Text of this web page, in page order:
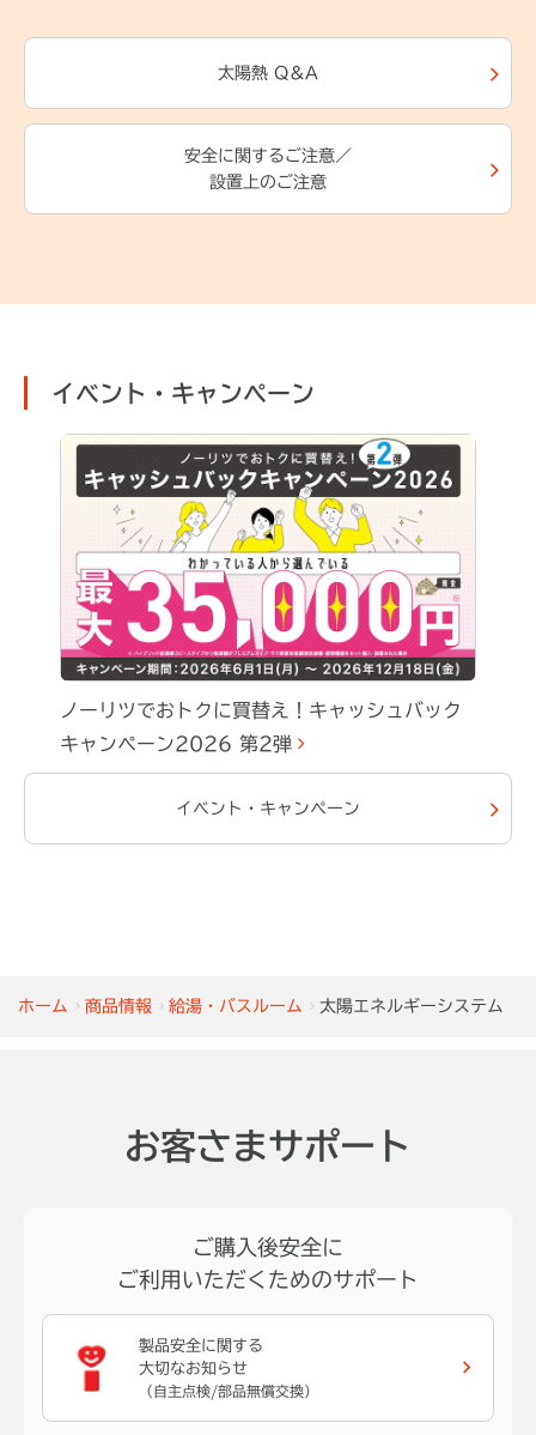
ホーム 商品情報 給湯・バスルーム 太陽エネルギーシステム
太陽熱 Q＆A
安全に関するご注意／
設置上のご注意
イベント・キャンペーン
ノーリツでおトクに買替え！キャッシュバック
キャンペーン2026 第2弾
イベント・キャンペーン
お客さまサポート
ご購入後安全に
ご利用いただくためのサポート
製品安全に関する
大切なお知らせ
（自主点検/部品無償交換）